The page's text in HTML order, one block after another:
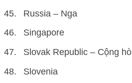
Russia – Nga
Singapore
Slovak Republic – Cộng
Slovenia